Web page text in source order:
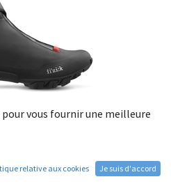
X5
vous fournir une meilleure
relative aux cookies Je suis d'accord